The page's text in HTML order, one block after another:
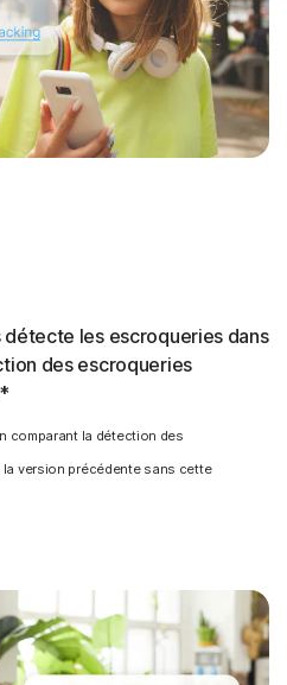
détecte les escroqueries dans
des escroqueries
comparant la détection des
version précédente sans cette